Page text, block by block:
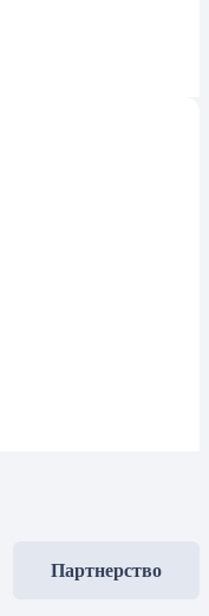
Партнерство